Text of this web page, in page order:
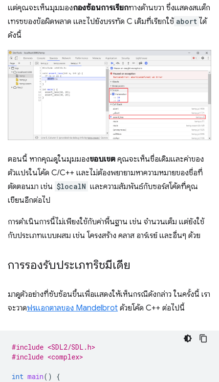
แต่คุณจะเห็นมุมมองกองซ้อนการเรียกทางด้านขวา ซึ่งแสดงสแต็ก
เทรซของข้อผิดพลาด และไปยังบรรทัด C เดิมที่เรียกใช้ abort ได้
ดังนี้
ตอนนี้ หากคุณดูในมุมมองขอบเขต คุณจะเห็นชื่อเดิมและค่าของ
ตัวแปรในโค้ด C/C++ และไม่ต้องพยายามหาความหมายของชื่อที่
ตัดตอนมา เช่น $localN และความสัมพันธ์กับซอร์สโค้ดที่คุณ
เขียนอีกต่อไป
การดำเนินการนี้ไม่เพียงใช้กับค่าพื้นฐาน เช่น จํานวนเต็ม แต่ยังใช้
กับประเภทแบบผสม เช่น โครงสร้าง คลาส อาร์เรย์ และอื่นๆ ด้วย
การรองรับประเภทริชมีเดีย
มาดูตัวอย่างที่ซับซ้อนขึ้นเพื่อแสดงให้เห็นกรณีดังกล่าว ในครั้งนี้ เรา
จะวาดฟรแอกตาลของ Mandelbrot ด้วยโค้ด C++ ต่อไปนี้
#include <SDL2/SDL.h>
#include <complex>
int main()
{